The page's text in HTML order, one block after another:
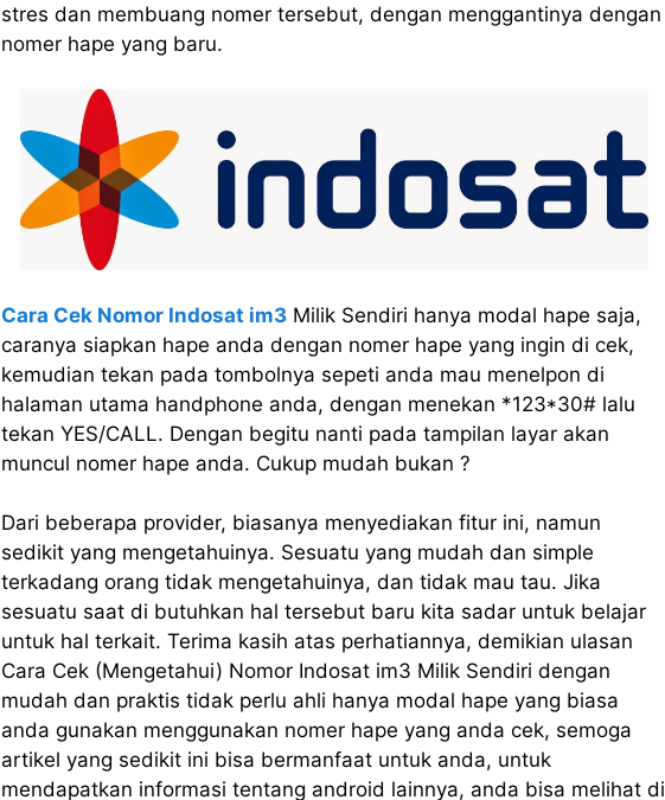
stres dan membuang nomer tersebut, dengan menggantinya dengan
nomer hape yang baru.
Cara Cek Nomor Indosat im3Milik Sendiri hanya modal hape saja,
caranya siapkan hape anda dengan nomer hape yang ingin di cek,
kemudian tekan pada tombolnya sepeti anda mau menelpon di
halaman utama handphone anda, dengan menekan *123*30# lalu
tekan YES/CALL. Dengan begitu nanti pada tampilan layar akan
muncul nomer hape anda. Cukup mudah bukan ?
Dari beberapa provider, biasanya menyediakan fitur ini, namun
sedikit yang mengetahuinya. Sesuatu yang mudah dan simple
terkadang orang tidak mengetahuinya, dan tidak mau tau. Jika
sesuatu saat di butuhkan hal tersebut baru kita sadar untuk belajar
untuk hal terkait. Terima kasih atas perhatiannya, demikian ulasan
Cara Cek (Mengetahui) Nomor Indosat im3 Milik Sendiri dengan
mudah dan praktis tidak perlu ahli hanya modal hape yang biasa
anda gunakan menggunakan nomer hape yang anda cek, semoga
artikel yang sedikit ini bisa bermanfaat untuk anda, untuk
mendapatkan informasi tentang android lainnya, anda bisa melihat di